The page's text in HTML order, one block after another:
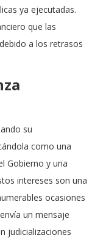
ya ejecutadas.
que las
a los retrasos
su
como una
Gobierno y una
intereses son una
ocasiones
un mensaje
judicializaciones